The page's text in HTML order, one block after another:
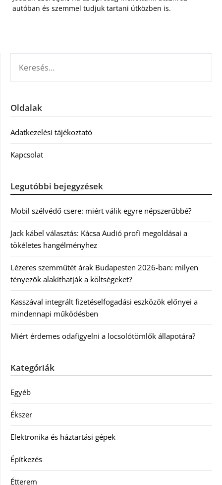
autóban és szemmel tudjuk tartani útközben is.
Oldalak
Adatkezelési tájékoztató
Kapcsolat
Legutóbbi bejegyzések
Mobil szélvédő csere: miért válik egyre népszerűbbé?
Jack kábel választás: Kácsa Audió profi megoldásai a
tökéletes hangélményhez
Lézeres szemműtét árak Budapesten 2026-ban: milyen
tényezők alakíthatják a költségeket?
Kasszával integrált fizetéselfogadási eszközök előnyei a
mindennapi működésben
Miért érdemes odafigyelni a locsolótömlők állapotára?
Kategóriák
Egyéb
Ékszer
Elektronika és háztartási gépek
Építkezés
Étterem